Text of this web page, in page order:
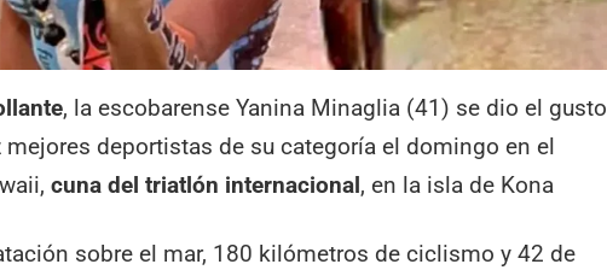
, la escobarense Yanina Minaglia (41) se dio el gusto
mejores deportistas de su categoría el domingo en el
cuna del triatlón internacional, en la isla de Kona
sobre el mar, 180 kilómetros de ciclismo y 42 de